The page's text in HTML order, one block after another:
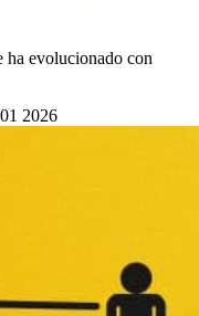
ha evolucionado con
2026